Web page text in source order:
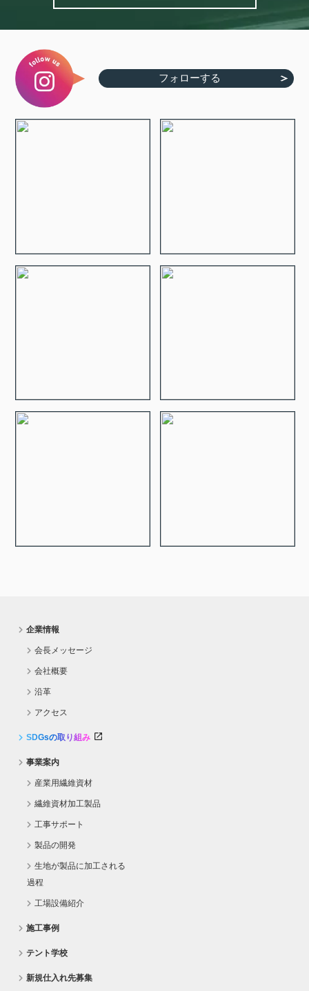
フォローする
企業情報
会長メッセージ
会社概要
沿革
アクセス
SDGsの取り組み
事業案内
産業用繊維資材
繊維資材加工製品
工事サポート
製品の開発
生地が製品に加工される
過程
工場設備紹介
施工事例
テント学校
新規仕入れ先募集